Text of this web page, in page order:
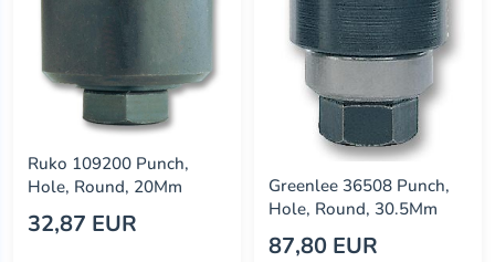
Ruko 109200 Punch,
Hole, Round, 20Mm
32,87 EUR
Greenlee 36508 Punch,
Hole, Round, 30.5Mm
87,80 EUR